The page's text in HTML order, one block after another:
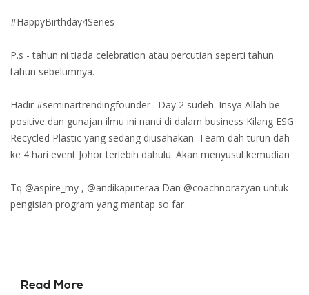
#HappyBirthday4Series
P.s - tahun ni tiada celebration atau percutian seperti tahun
tahun sebelumnya.
Hadir #seminartrendingfounder . Day 2 sudeh. Insya Allah be
positive dan gunajan ilmu ini nanti di dalam business Kilang ESG
Recycled Plastic yang sedang diusahakan. Team dah turun dah
ke 4 hari event Johor terlebih dahulu. Akan menyusul kemudian
Tq @aspire_my , @andikaputeraa Dan @coachnorazyan untuk
pengisian program yang mantap so far
Read More